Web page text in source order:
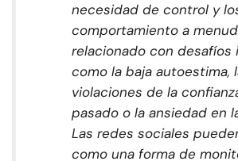
necesidad de control y
comportamiento a
relacionado con desafíos
como la baja autoestima,
violaciones de la
pasado o la ansiedad en
Las redes sociales
como una forma de